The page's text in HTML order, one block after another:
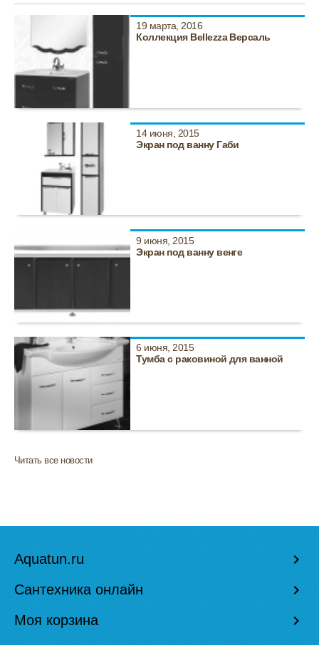
19 марта, 2016
Коллекция Bellezza Версаль
14 июня, 2015
Экран под ванну Габи
9 июня, 2015
Экран под ванну венге
6 июня, 2015
Тумба с раковиной для ванной
Читать все новости
Aquatun.ru keyboard_arrow_right
Сантехника онлайн keyboard_arrow_right
Моя корзина keyboard_arrow_right